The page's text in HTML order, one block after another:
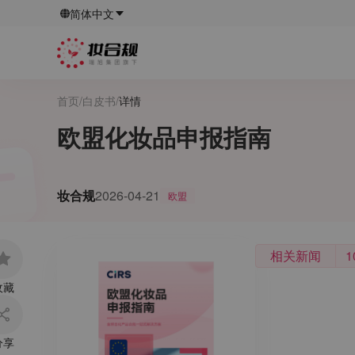
简体中文
首页/白皮书/详情
欧盟化妆品申报指南
妆合规2026-04-21 欧盟
藏
享
相关新闻